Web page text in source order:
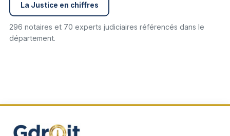
La Justice en chiffres
296 notaires et 70 experts judiciaires référencés dans le
département.